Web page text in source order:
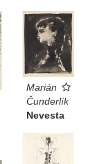
Marián
Čunderlík
Nevesta